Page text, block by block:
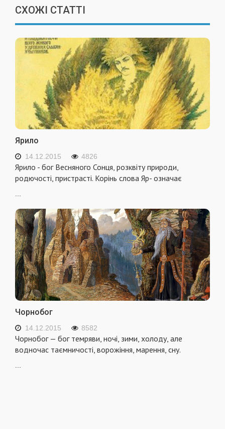
СХОЖІ СТАТТІ
Ярило
14.12.2015 4826
Ярило - бог Весняного Сонця, розквіту природи,
родючості, пристрасті. Корінь слова Яр- означає
...
Чорнобог
14.12.2015 8582
Чорнобог — бог темряви, ночі, зими, холоду, але
водночас таємничості, ворожіння, марення, сну.